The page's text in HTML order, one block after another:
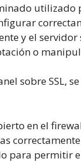
utilizado
y el
o
sobre SSL,
en el
correctamente
para permitir